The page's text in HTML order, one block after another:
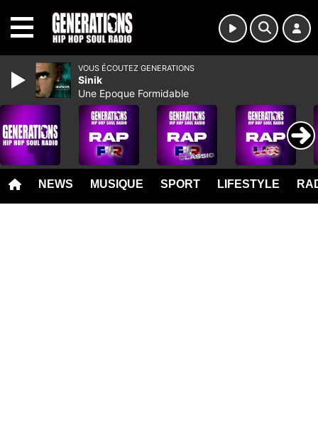
NEWS MUSIQUE SPORT LIFESTYLE
VOUS ÉCOUTEZ GENERATIONS
Sinik
Une Epoque Formidable